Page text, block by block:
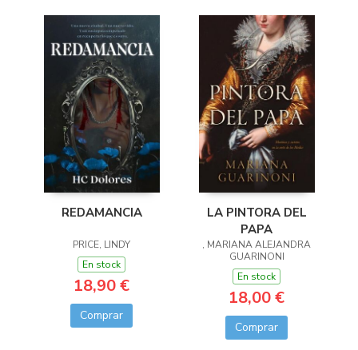
REDAMANCIA
PRICE, LINDY
En stock
18,90 €
Comprar
LA PINTORA DEL
PAPA
, MARIANA ALEJANDRA
GUARINONI
En stock
18,00 €
Comprar